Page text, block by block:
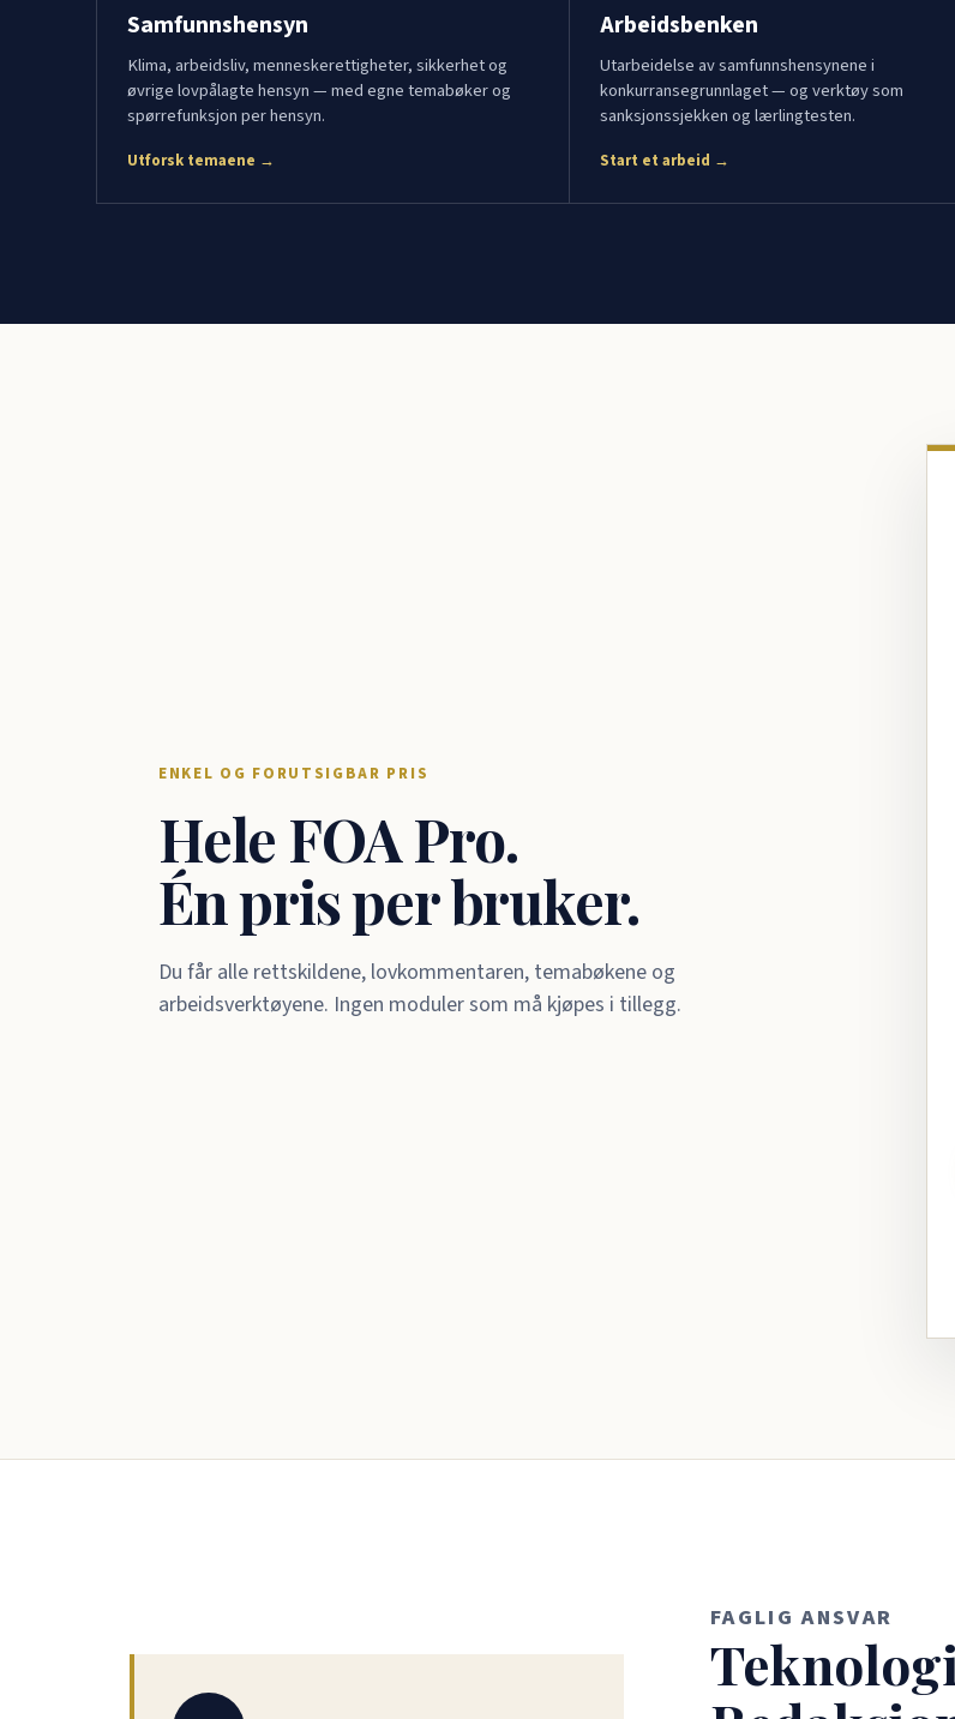
Samfunnshensyn
Klima, arbeidsliv, menneskerettigheter, sikkerhet og
øvrige lovpålagte hensyn — med egne temabøker og
spørrefunksjon per hensyn.
Utforsk temaene →
Arbeidsbenken
Utarbeidelse av samfunnshensynene i
konkurransegrunnlaget — og verktøy som
sanksjonssjekken og lærlingtesten.
Start et arbeid →
ENKEL OG FORUTSIGBAR PRIS
Hele FOA Pro.
Én pris per bruker.
Du får alle rettskildene, lovkommentaren, temabøkene og
arbeidsverktøyene. Ingen moduler som må kjøpes i tillegg.
FAGLIG ANSVAR